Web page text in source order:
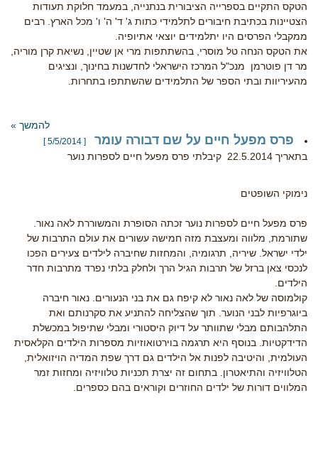
הטקס התקיים בספרייה הציבורית בנתנייה, במעמד חלוקת תעודות
הצטיינות בכתיבת חיבורים לתלמידי כתות ג' ד' ה' ו' מכל הארץ. רבים
ממקבלי הפרסים היו יתלמידים יוצאי אתיופיה.
את הטקס הנחה טל מוסרי, בהשתתפות מרי אן שטיין, נשיאת קרן מוריה,
מר דן פוטרמן מנכ"ל המרכז הישראלי לחדשנות בחינוך, ונציגים
מהעיריוות ובתי הספר של התלמידים שהשתתפו בתחרות.
להמשך »
פרס מפעל חיים על שם דבורה עומר [ 5/5/2014 ]
בתאריך 22.5.2014 קיבלתי פרס מפעל חיים לספרות נוער
נימוקי השופטים
פרס מפעל חיים לספרות נוער זכתה הסופרת והמשוררת לאה נאור.
שתורמת, מלווה ומעצבת מזה חמישה עשורים את עולם התרבות של
ילדי ישראל. שיריה, תרגומיה, והמחזות שחיברה לילדים צעירים הפכו
לנכסי צאן ברזל של תרבות הגיל הרך ולחלק בלתי נפרד מתרבות חדר
הילדים.
קולמוסה של לאה נאור לא קיפח גם את בני הנעורים. נאור חיברה
ביוגרפיות לבני הנוער. תוך שהצליחה להתניע את סקרנותם ואת
התלהבותם מבלי שתוותר על דיוק היסטורי ומבלי שתיפול במכשלת
הדידקטיות. בנוסף היא תרגמה בוירטואוזיות מספרות הילדים הקלאסית
העולמית, והיטיבה לפנות אל הילדים גם דרך שפת המדיה הויזואלית,
הטלוויזיה והתיאטרון. בתחום זה יצרת תכניות טלוויזיה ומחזות זמר
המלווים דורות של ילדים החוזרים וקוראים בהם כספרים.